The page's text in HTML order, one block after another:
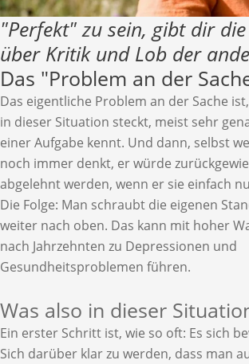
"Perfekt" zu sein, gibt dir
über Kritik und Lob der
Das "Problem an der
Das eigentliche Problem an der Sache
in dieser Situation steckt, meist sehr
einer Aufgabe kennt. Und dann, selbst
noch immer denkt, er würde
abgelehnt werden, wenn er sie einfach
Die Folge: Man schraubt die eigenen
weiter nach oben. Das kann mit hoher
nach Jahrzehnten zu Depressionen und
Gesundheitsproblemen führen.
Was also in dieser
Ein erster Schritt ist, wie so oft: Es sich
Sich darüber klar zu werden, dass man